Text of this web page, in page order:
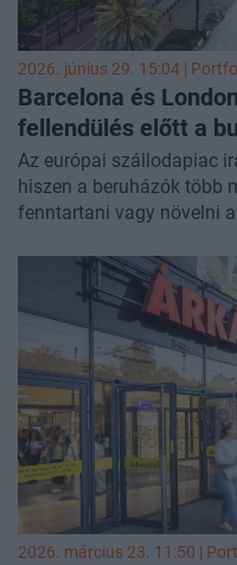
2026. június 29. 15:04 |
Barcelona és
fellendülés előtt a
Az európai szállodapiac
hiszen a beruházók több
fenntartani vagy növelni
közép- és kelet-
és a jelentős fejlesztési
vonzóbb célponttá válik -
2026. március 23. 11:50 |